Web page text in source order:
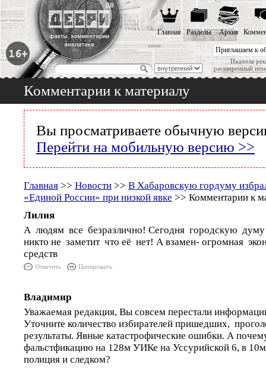
Приглашаем к
Надоела
расширенный
Главная Разделы Архив
Комментарии к материалу
Вы просматриваете обычную
Перейти на мобильную версию >>
Главная >> Новости >> В Хабаровскую гордуму
«Единой России» при низкой явке >> Комментарии к
Лилия
А людям все безразлично! Сегодня городскую думу
никто не заметит что её нет! А взамен- огромная
средств
Ответить Цитировать
Владимир
Уважаемая редакция, Вы совсем перестали
Уточните количество избирателей пришедших,
результаты. Явные катастрофические ошибки. А
фальстфикацию на 128м УИКе на Уссурийской 6, в 10м
полиция и следком?